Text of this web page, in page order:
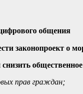
общения
законопроект о
прав граждан;